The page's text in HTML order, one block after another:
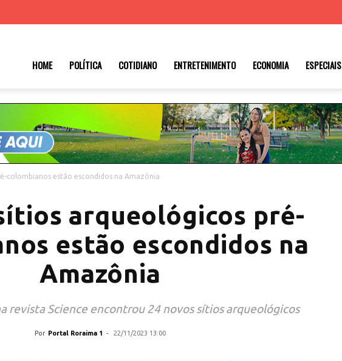
HOME POLÍTICA COTIDIANO ENTRETENIMENTO ECONOMIA ESPECIAIS
colombianos estão escondidos na Amazônia
arqueológicos pré-
estão escondidos na
Amazônia
revista Science encontrou 24 novos sítios arqueológicos
Por Portal Roraima 1 - 22/11/2023 13:00